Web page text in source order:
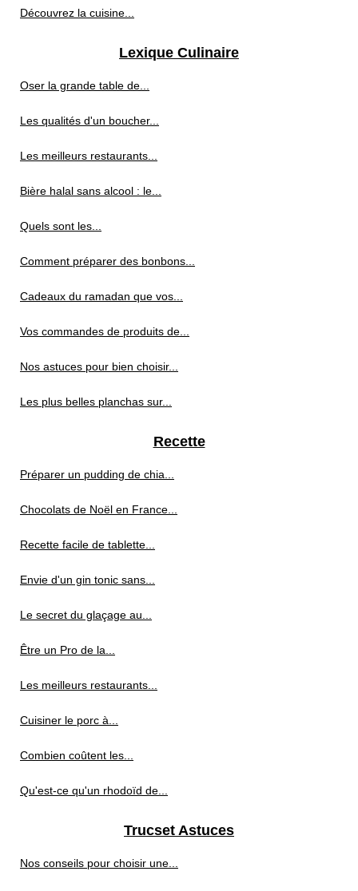
Découvrez la cuisine...
Lexique Culinaire
Oser la grande table de...
Les qualités d'un boucher...
Les meilleurs restaurants...
Bière halal sans alcool : le...
Quels sont les...
Comment préparer des bonbons...
Cadeaux du ramadan que vos...
Vos commandes de produits de...
Nos astuces pour bien choisir...
Les plus belles planchas sur...
Recette
Préparer un pudding de chia...
Chocolats de Noël en France...
Recette facile de tablette...
Envie d'un gin tonic sans...
Le secret du glaçage au...
Être un Pro de la...
Les meilleurs restaurants...
Cuisiner le porc à...
Combien coûtent les...
Qu'est-ce qu'un rhodoïd de...
Trucset Astuces
Nos conseils pour choisir une...